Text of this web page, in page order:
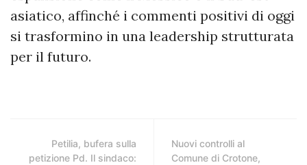
asiatico, affinché i commenti positivi di oggi
si trasformino in una leadership strutturata
per il futuro.
Petilia, bufera sulla
petizione Pd. Il sindaco:
Nuovi controlli al
Comune di Crotone,